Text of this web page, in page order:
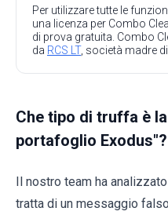
Per utilizzare tutte le
una licenza per Combo
di prova gratuita. Combo
da RCS LT, società madre di
Che tipo di truffa è
portafoglio Exodus"?
Il nostro team ha
tratta di un messaggio